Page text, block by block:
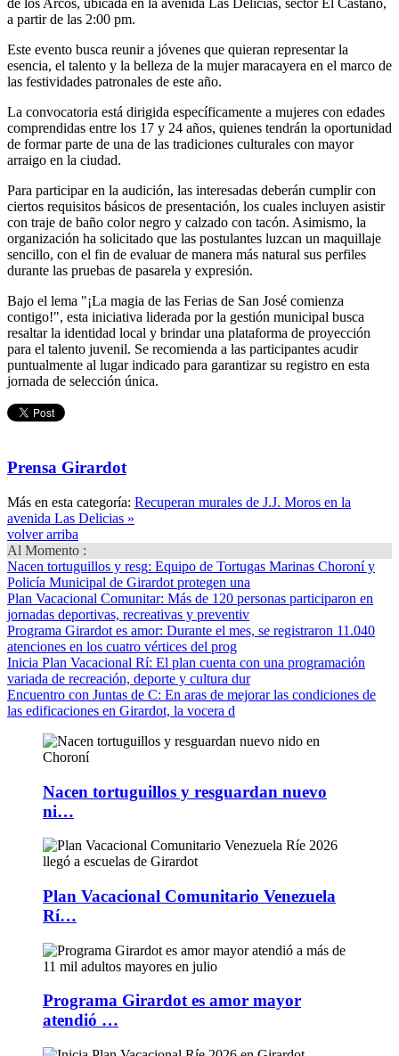
de los Arcos, ubicada en la avenida Las Delicias, sector El Castaño,
a partir de las 2:00 pm.
Este evento busca reunir a jóvenes que quieran representar la
esencia, el talento y la belleza de la mujer maracayera en el marco de
las festividades patronales de este año.
La convocatoria está dirigida específicamente a mujeres con edades
comprendidas entre los 17 y 24 años, quienes tendrán la oportunidad
de formar parte de una de las tradiciones culturales con mayor
arraigo en la ciudad.
Para participar en la audición, las interesadas deberán cumplir con
ciertos requisitos básicos de presentación, los cuales incluyen asistir
con traje de baño color negro y calzado con tacón. Asimismo, la
organización ha solicitado que las postulantes luzcan un maquillaje
sencillo, con el fin de evaluar de manera más natural sus perfiles
durante las pruebas de pasarela y expresión.
Bajo el lema "¡La magia de las Ferias de San José comienza
contigo!", esta iniciativa liderada por la gestión municipal busca
resaltar la identidad local y brindar una plataforma de proyección
para el talento juvenil. Se recomienda a las participantes acudir
puntualmente al lugar indicado para garantizar su registro en esta
jornada de selección única.
Prensa Girardot
Más en esta categoría: Recuperan murales de J.J. Moros en la
avenida Las Delicias »
volver arriba
Al Momento :
Nacen tortuguillos y resg: Equipo de Tortugas Marinas Choroní y
Policía Municipal de Girardot protegen una
Plan Vacacional Comunitar: Más de 120 personas participaron en
jornadas deportivas, recreativas y preventiv
Programa Girardot es amor: Durante el mes, se registraron 11.040
atenciones en los cuatro vértices del prog
Inicia Plan Vacacional Rí: El plan cuenta con una programación
variada de recreación, deporte y cultura dur
Encuentro con Juntas de C: En aras de mejorar las condiciones de
las edificaciones en Girardot, la vocera d
Nacen tortuguillos y resguardan nuevo
ni…
Plan Vacacional Comunitario Venezuela
Rí…
Programa Girardot es amor mayor
atendió …